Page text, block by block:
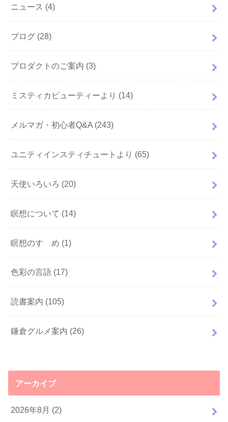
ニュース (4)
ブログ (28)
プロダクトのご案内 (3)
ミスティカビューティーより (14)
メルマガ・初心者Q&A (243)
ユニティインスティチュートより (65)
天使いろいろ (20)
瞑想について (14)
瞑想のすゝめ (1)
色彩の言語 (17)
読書案内 (105)
鎌倉グルメ案内 (26)
アーカイブ
2026年8月 (2)